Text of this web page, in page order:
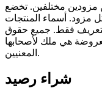
مختلفين. تخضع
مزود. أسماء المنتجات
فقط. جميع حقوق
هي ملك لأصحابها
المعنيين.
شراء رصيد